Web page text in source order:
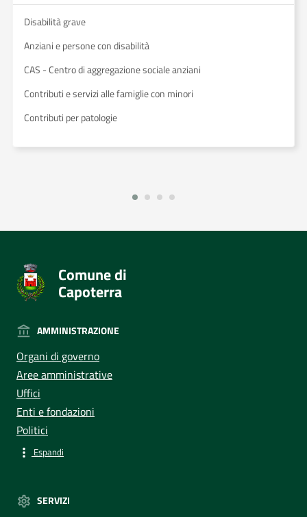
Disabilità grave
Anziani e persone con disabilità
CAS - Centro di aggregazione sociale anziani
Contributi e servizi alle famiglie con minori
Contributi per patologie
Comune di
Capoterra
AMMINISTRAZIONE
Organi di governo
Aree amministrative
Uffici
Enti e fondazioni
Politici
Espandi
SERVIZI